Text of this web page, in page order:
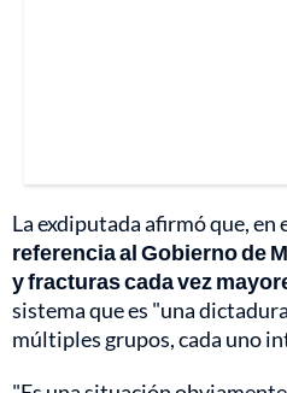
La exdiputada afirmó que, en
referencia al Gobierno de
y fracturas cada vez
sistema que es "una
múltiples grupos, cada uno